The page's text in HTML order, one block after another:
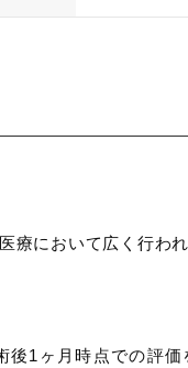
療において広く行わ
後1ヶ月時点での評